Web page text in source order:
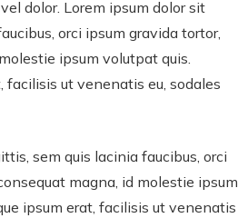
dolor. Lorem ipsum dolor sit
orci ipsum gravida tortor,
ipsum volutpat quis.
ut venenatis eu, sodales
sem quis lacinia faucibus, orci
magna, id molestie ipsum
ipsum erat, facilisis ut venenatis